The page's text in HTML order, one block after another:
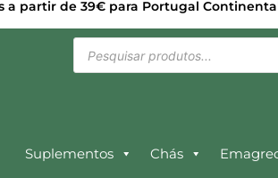
a partir de 39€ para Portugal
Suplementos Chás